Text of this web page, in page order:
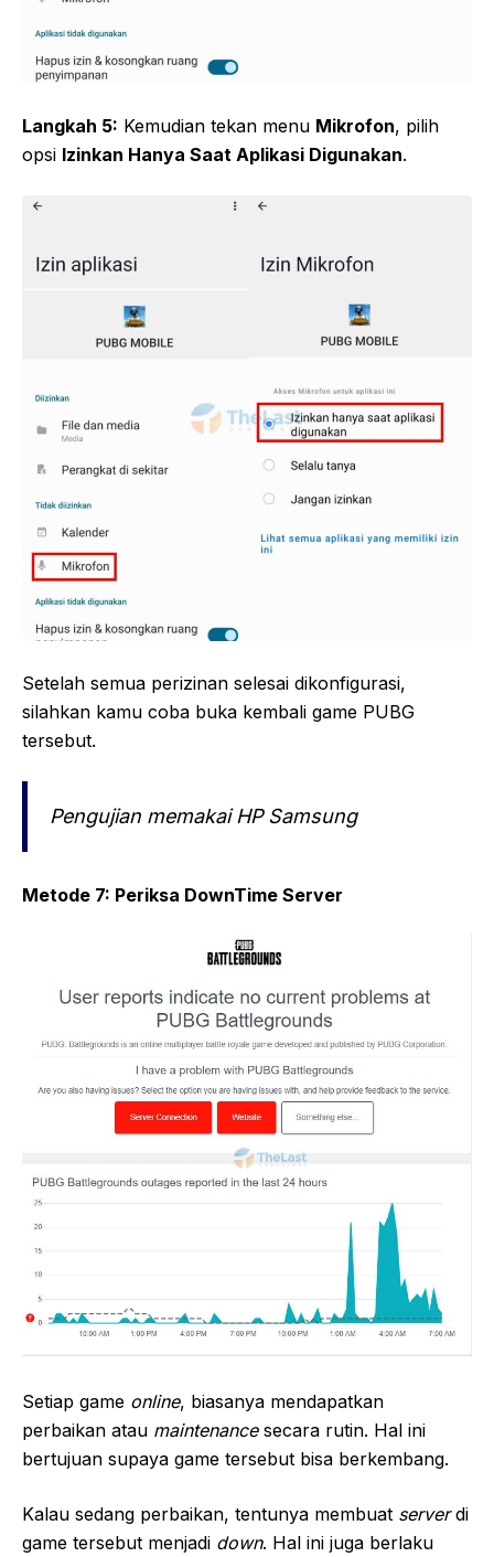
Langkah 5: Kemudian tekan menu Mikrofon, pilih
opsi Izinkan Hanya Saat Aplikasi Digunakan.
Setelah semua perizinan selesai dikonfigurasi,
silahkan kamu coba buka kembali game PUBG
tersebut.
Pengujian memakai HP Samsung
Metode 7: Periksa DownTime Server
Setiap game online, biasanya mendapatkan
perbaikan atau maintenancesecara rutin. Hal ini
bertujuan supaya game tersebut bisa berkembang.
Kalau sedang perbaikan, tentunya membuat serverdi
game tersebut menjadi down. Hal ini juga berlaku